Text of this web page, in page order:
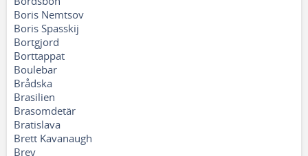
Boris Nemtsov
Boris Spasskij
Bortgjord
Borttappat
Boulebar
Brådska
Brasilien
Brasomdetär
Bratislava
Brett Kavanaugh
Brev